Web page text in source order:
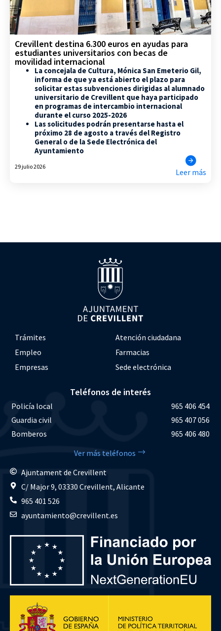
Crevillent destina 6.300 euros en ayudas para
estudiantes universitarios con becas de
movilidad internacional
La concejala de Cultura, Mónica San Emeterio Gil,
informa de que ya está abierto el plazo para
solicitar estas subvenciones dirigidas al alumnado
universitario de Crevillent que haya participado
en programas de intercambio internacional
durante el curso 2025-2026
Las solicitudes podrán presentarse hasta el
próximo 28 de agosto a través del Registro
General o de la Sede Electrónica del
Ayuntamiento
29 julio 2026
Leer más
Trámites
Atención ciudadana
Empleo
Farmacias
Empresas
Sede electrónica
Teléfonos de interés
Policía local
965 406 454
Guardia civil
965 407 056
Bomberos
965 406 480
Ver más teléfonos
Ajuntament de Crevillent
C/ Major 9, 03330 Crevillent, Alicante
965 401 526
ayuntamiento@crevillent.es